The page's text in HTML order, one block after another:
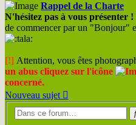
Rappel de la Charte
N'hésitez pas à vous présenter !
de commencer par un "Bonjour"
[!] Attention, vous êtes
un abus cliquez sur l'icône
concerné.
Nouveau sujet